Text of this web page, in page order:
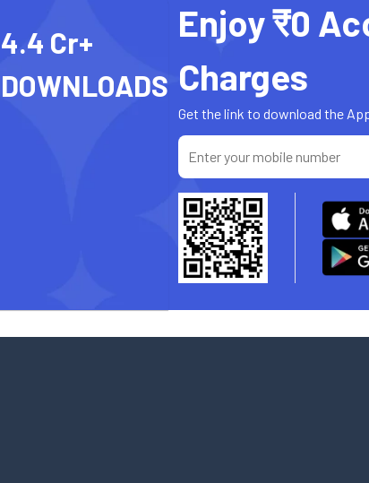
4.4 Cr+
DOWNLOADS
Enjoy ₹0
Charges
Get the link to download the